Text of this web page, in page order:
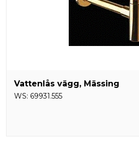
Vattenlås vägg, Mässing
WS: 69931.555